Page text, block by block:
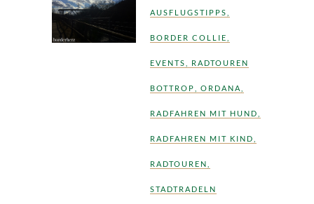
AUSFLUGSTIPPS
BORDER COLLIE
EVENTS RADTOUREN
BOTTROP ORDANA
RADFAHREN MIT HUND
RADFAHREN MIT KIND
RADTOUREN
STADTRADELN